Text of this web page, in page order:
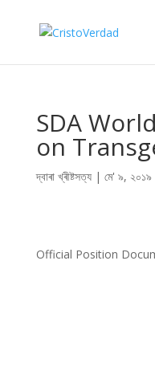
SDA
on
দ্বাৰা খ্ৰীষ্টসত্য| মে' ৯, ২০১৯
Official Position